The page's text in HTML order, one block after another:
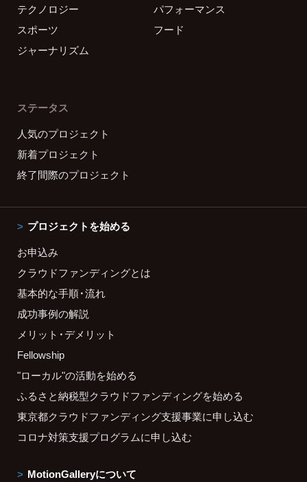
テクノロジー
パフォーマンス
スポーツ
フード
ジャーナリズム
ステータス
人気のプロジェクト
新着プロジェクト
終了間際のプロジェクト
プロジェクトを始める
お申込み
クラウドファンディングとは
基本的な手順・流れ
成功事例の解説
メリット・デメリット
Fellowship
"ローカル"の活動を始める
ふるさと納税型クラウドファンディングを始める
東京都クラウドファンディング支援事業に申し込む
コロナ対策支援プログラムに申し込む
MotionGalleryについて